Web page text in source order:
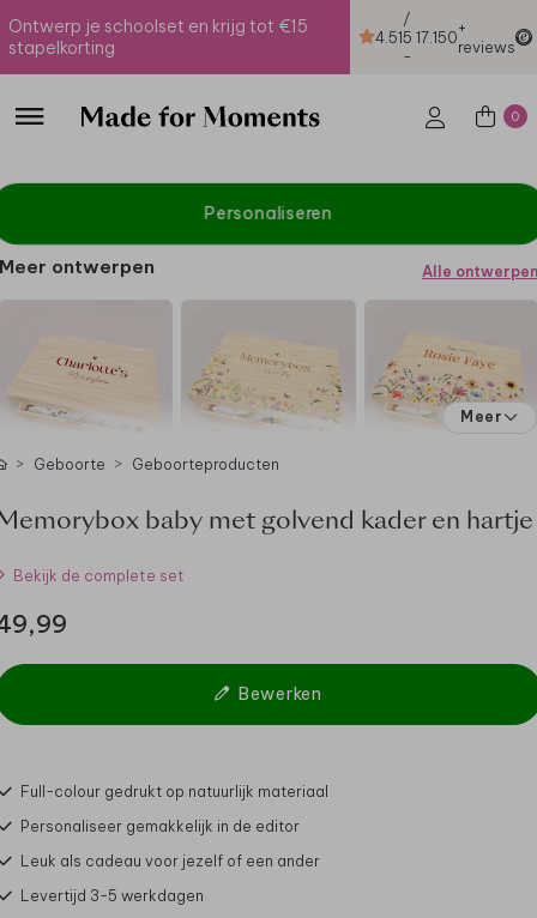
Ontwerp je schoolset en krijg tot €15
stapelkorting
4.51
/
5
-
17.150+
reviews
0
Personaliseren
Meer ontwerpen Alle ontwerpen
Meer
Geboorte Geboorteproducten
baby met golvend kader en hartje
Bekijk de complete set
Bewerken
Full-colour gedrukt op natuurlijk materiaal
Personaliseer gemakkelijk in de editor
Leuk als cadeau voor jezelf of een ander
Levertijd 3-5 werkdagen